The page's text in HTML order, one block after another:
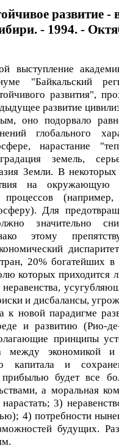
развитие -
- 1994. -
выступление
"Байкальский
развития",
развитие
оно подорвало
глобального
нарастание
земель,
Земли. В
на
процессов
Для
значительно
этому
20% богатейших
которых приходится
и дисбалансы,
к новой парадигме
и развитию (Рио-
принципы
между экономикой и
капитала и
будет все
а моральная
3)
4) потребности
будущих.